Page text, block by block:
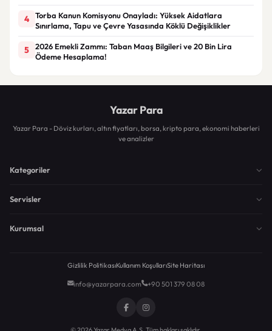
4
Torba Kanun Komisyonu Onayladı: Yüksek Aidatlara
Sınırlama, Tapu ve Çevre Yasasında Köklü Değişiklikler
5
2026 Emekli Zammı: Taban Maaş Bilgileri ve 20 Bin Lira
Ödeme Hesaplama!
Yazar Para
Yazar Para - Döviz kurları, altın fiyatları, borsa, kripto para, ekonomi haberleri
ve analizler
Kategoriler
Servisler
Kurumsal
Gizlilik PolitikasıKullanım KoşullarıSite Haritası
info@yazarpara.com +90 501 379 08 08